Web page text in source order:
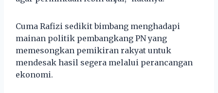
Cuma Rafizi sedikit bimbang menghadapi
mainan politik pembangkang PN yang
memesongkan pemikiran rakyat untuk
mendesak hasil segera melalui perancangan
ekonomi.